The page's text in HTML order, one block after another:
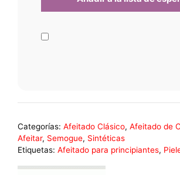
Categorías: Afeitado Clásico, Afeitado de
Afeitar, Semogue, Sintéticas
Etiquetas: Afeitado para principiantes,